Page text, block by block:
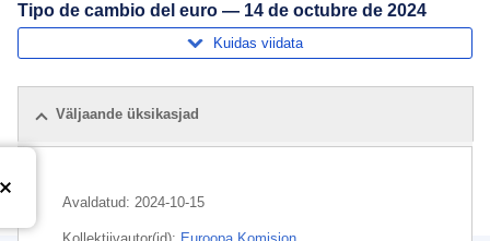
Tipo de cambio del euro — 14 de octubre de 2024
Kuidas viidata
Väljaande üksikasjad
Avaldatud: 2024-10-15